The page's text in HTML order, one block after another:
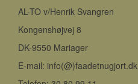
AL-TO v/Henrik Svangren
Kongenshøjvej 8
DK-9550 Mariager
E-mail: info(@)faadetnugjort.dk